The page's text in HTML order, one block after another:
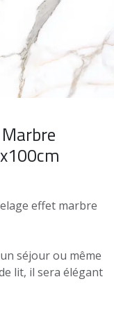
effet marbre
séjour ou même
lit, il sera élégant